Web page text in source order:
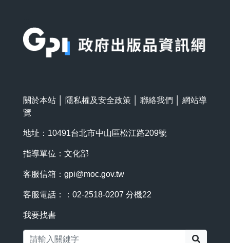
關於本站 隱私權及安全政策 聯絡我們
網站導
覽
地址：10491台北市中山區松江路209號
指導單位：文化部
客服信箱： gpi@moc.gov.tw
客服電話：：02-2518-0207 分機22
我要找書